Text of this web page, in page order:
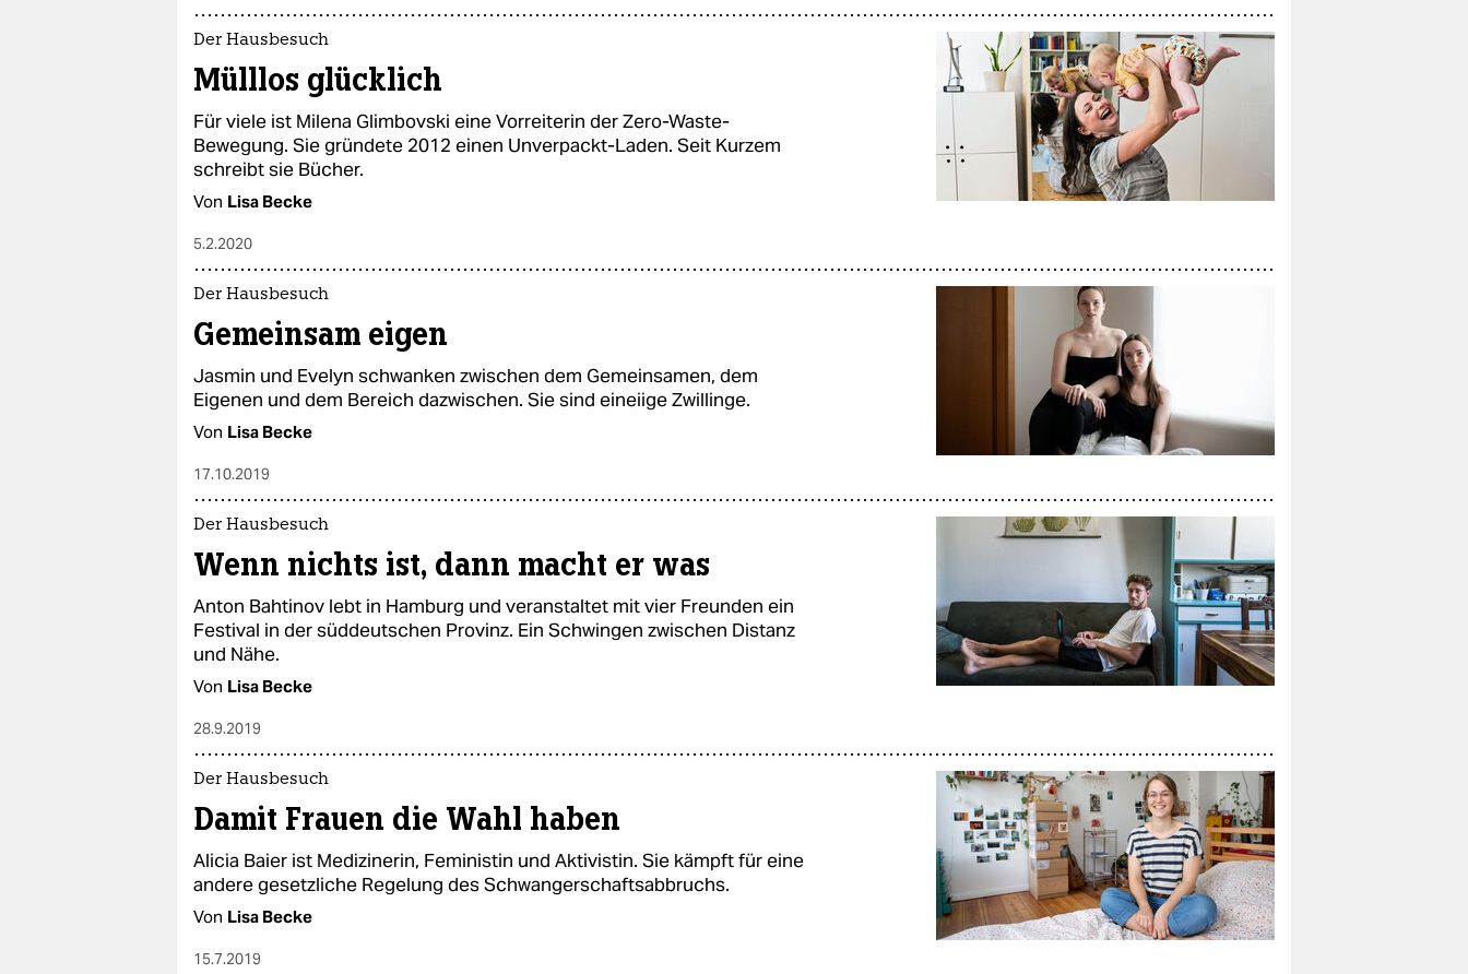
Der Hausbesuch
Mülllos glücklich
Für viele ist Milena Glimbovski eine Vorreiterin der Zero-Waste-
Bewegung. Sie gründete 2012 einen Unverpackt-Laden. Seit Kurzem
schreibt sie Bücher.
Von Lisa Becke
5.2.2020
Der Hausbesuch
Gemeinsam eigen
Jasmin und Evelyn schwanken zwischen dem Gemeinsamen, dem
Eigenen und dem Bereich dazwischen. Sie sind eineiige Zwillinge.
Von Lisa Becke
17.10.2019
Der Hausbesuch
Wenn nichts ist, dann macht er was
Anton Bahtinov lebt in Hamburg und veranstaltet mit vier Freunden ein
Festival in der süddeutschen Provinz. Ein Schwingen zwischen Distanz
und Nähe.
Von Lisa Becke
28.9.2019
Der Hausbesuch
Damit Frauen die Wahl haben
Alicia Baier ist Medizinerin, Feministin und Aktivistin. Sie kämpft für eine
andere gesetzliche Regelung des Schwangerschaftsabbruchs.
Von Lisa Becke
15.7.2019